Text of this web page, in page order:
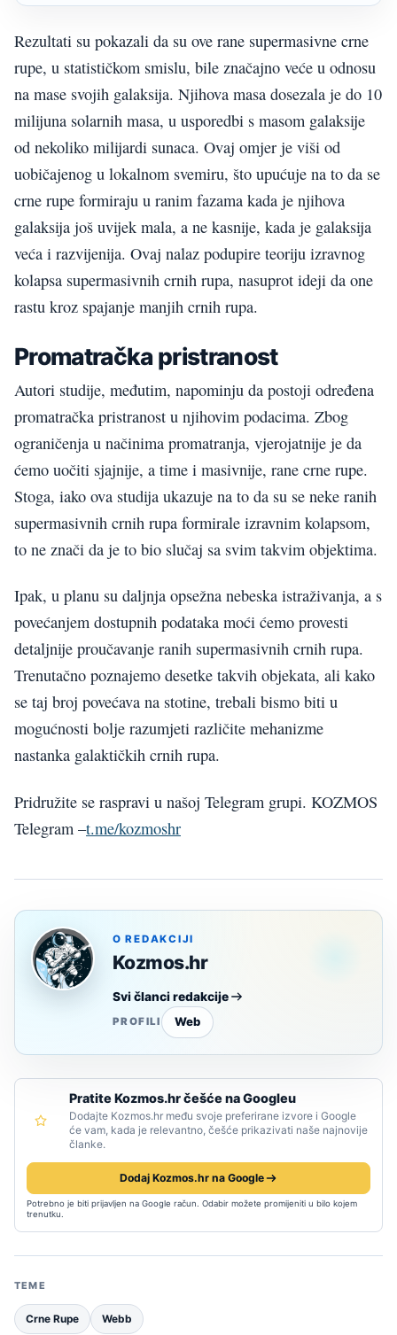
Rezultati su pokazali da su ove rane supermasivne crne
rupe, u statističkom smislu, bile značajno veće u odnosu
na mase svojih galaksija. Njihova masa dosezala je do 10
milijuna solarnih masa, u usporedbi s masom galaksije
od nekoliko milijardi sunaca. Ovaj omjer je viši od
uobičajenog u lokalnom svemiru, što upućuje na to da se
crne rupe formiraju u ranim fazama kada je njihova
galaksija još uvijek mala, a ne kasnije, kada je galaksija
veća i razvijenija. Ovaj nalaz podupire teoriju izravnog
kolapsa supermasivnih crnih rupa, nasuprot ideji da one
rastu kroz spajanje manjih crnih rupa.
Promatračka pristranost
Autori studije, međutim, napominju da postoji određena
promatračka pristranost u njihovim podacima. Zbog
ograničenja u načinima promatranja, vjerojatnije je da
ćemo uočiti sjajnije, a time i masivnije, rane crne rupe.
Stoga, iako ova studija ukazuje na to da su se neke ranih
supermasivnih crnih rupa formirale izravnim kolapsom,
to ne znači da je to bio slučaj sa svim takvim objektima.
Ipak, u planu su daljnja opsežna nebeska istraživanja, a s
povećanjem dostupnih podataka moći ćemo provesti
detaljnije proučavanje ranih supermasivnih crnih rupa.
Trenutačno poznajemo desetke takvih objekata, ali kako
se taj broj povećava na stotine, trebali bismo biti u
mogućnosti bolje razumjeti različite mehanizme
nastanka galaktičkih crnih rupa.
Pridružite se raspravi u našoj Telegram grupi. KOZMOS
Telegram –t.me/kozmoshr
O REDAKCIJI
Kozmos.hr
Svi članci redakcije
PROFILI Web
Pratite Kozmos.hr češće na Googleu
Dodajte Kozmos.hr među svoje preferirane izvore i Google
će vam, kada je relevantno, češće prikazivati naše najnovije
članke.
Dodaj Kozmos.hr na Google
Potrebno je biti prijavljen na Google račun. Odabir možete promijeniti u bilo kojem
trenutku.
TEME
Crne Rupe Webb